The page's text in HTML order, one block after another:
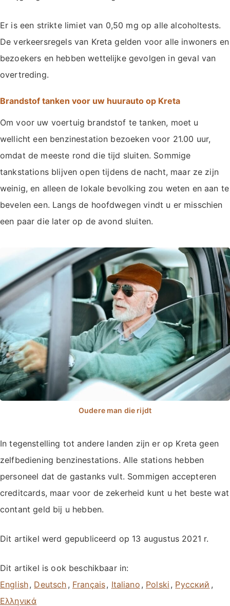
Er is een strikte limiet van 0,50 mg op alle alcoholtests.
De verkeersregels van Kreta gelden voor alle inwoners en
bezoekers en hebben wettelijke gevolgen in geval van
overtreding.
Brandstof tanken voor uw huurauto op Kreta
Om voor uw voertuig brandstof te tanken, moet u
wellicht een benzinestation bezoeken voor 21.00 uur,
omdat de meeste rond die tijd sluiten. Sommige
tankstations blijven open tijdens de nacht, maar ze zijn
weinig, en alleen de lokale bevolking zou weten en aan te
bevelen een. Langs de hoofdwegen vindt u er misschien
een paar die later op de avond sluiten.
In tegenstelling tot andere landen zijn er op Kreta geen
zelfbediening benzinestations. Alle stations hebben
personeel dat de gastanks vult. Sommigen accepteren
creditcards, maar voor de zekerheid kunt u het beste wat
contant geld bij u hebben.
Dit artikel werd gepubliceerd op 13 augustus 2021 r.
Dit artikel is ook beschikbaar in:
,
, , , , ,